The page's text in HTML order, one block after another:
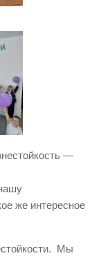
—
же интересное
Мы